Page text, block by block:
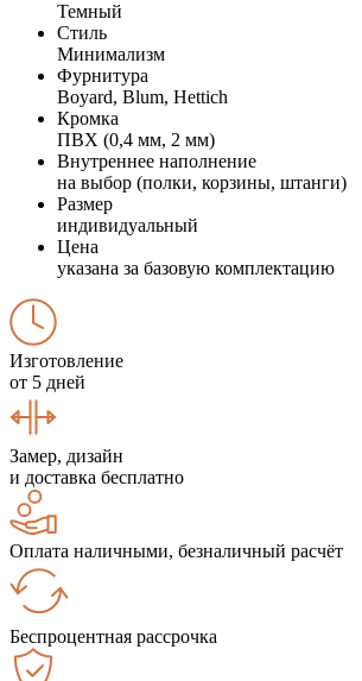
Темный
Стиль
Минимализм
Фурнитура
Boyard, Blum, Hettich
Кромка
ПВХ (0,4 мм, 2 мм)
Внутреннее наполнение
на выбор (полки, корзины, штанги)
Размер
индивидуальный
Цена
указана за базовую комплектацию
Изготовление
от 5 дней
Замер, дизайн
и доставка бесплатно
Оплата наличными, безналичный расчёт
Беспроцентная рассрочка